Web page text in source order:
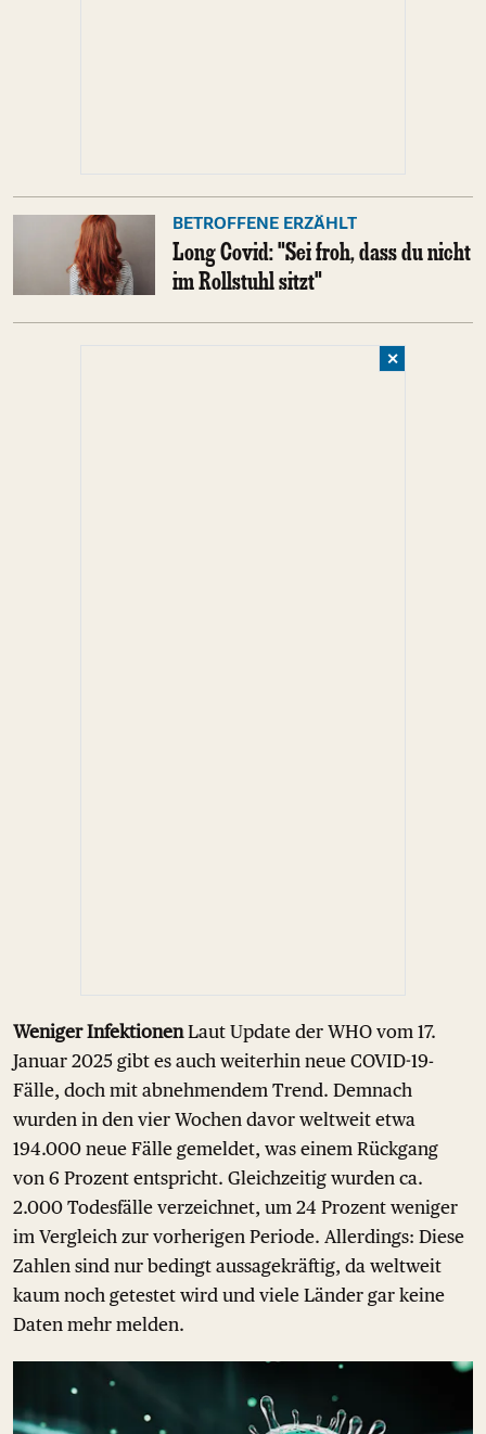
BETROFFENE ERZÄHLT
Long Covid: "Sei froh, dass du nicht
im Rollstuhl sitzt"
✕
Weniger InfektionenLaut Update der WHO vom 17.
Januar 2025 gibt es auch weiterhin neue COVID-19-
Fälle, doch mit abnehmendem Trend. Demnach
wurden in den vier Wochen davor weltweit etwa
194.000 neue Fälle gemeldet, was einem Rückgang
von 6 Prozent entspricht. Gleichzeitig wurden ca.
2.000 Todesfälle verzeichnet, um 24 Prozent weniger
im Vergleich zur vorherigen Periode. Allerdings: Diese
Zahlen sind nur bedingt aussagekräftig, da weltweit
kaum noch getestet wird und viele Länder gar keine
Daten mehr melden.